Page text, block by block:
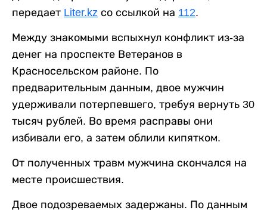
передает Liter.kz со ссылкой на 112.
Между знакомыми вспыхнул конфликт из-за
денег на проспекте Ветеранов в
Красносельском районе. По
предварительным данным, двое мужчин
удерживали потерпевшего, требуя вернуть 30
тысяч рублей. Во время расправы они
избивали его, а затем облили кипятком.
От полученных травм мужчина скончался на
месте происшествия.
Двое подозреваемых задержаны. По данным